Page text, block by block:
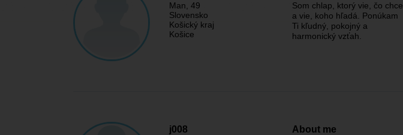
Man , 49
Slovensko
Košický kraj
Košice
Som chlap, ktorý vie, čo chce
a vie, koho hľadá. Ponúkam
Ti kľudný, pokojný a
harmonický vzťah.
j008 About me